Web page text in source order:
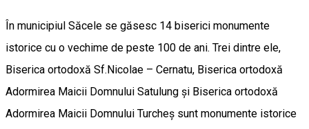
În municipiul Săcele se găsesc 14 biserici monumente
istorice cu o vechime de peste 100 de ani. Trei dintre ele,
Biserica ortodoxă Sf.Nicolae – Cernatu, Biserica ortodoxă
Adormirea Maicii Domnului Satulung și Biserica ortodoxă
Adormirea Maicii Domnului Turcheș sunt monumente istorice